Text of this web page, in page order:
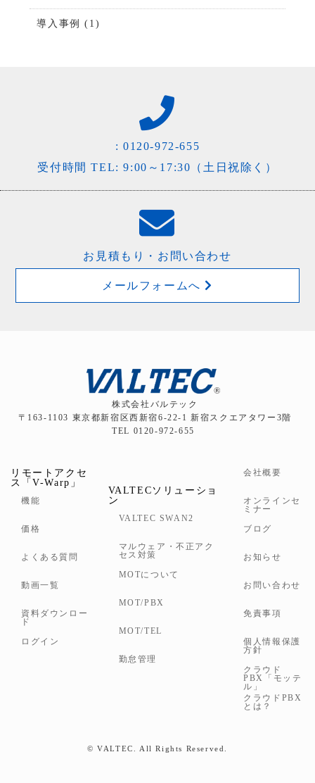
導入事例 (1)
: 0120-972-655
受付時間 TEL: 9:00～17:30（土日祝除く）
お見積もり・お問い合わせ
メールフォームへ
株式会社バルテック
〒163-1103 東京都新宿区西新宿6-22-1 新宿スクエアタワー3階
TEL 0120-972-655
リモートアクセ
ス「V-Warp」
機能
価格
よくある質問
動画一覧
資料ダウンロー
ド
ログイン
VALTECソリューショ
ン
VALTEC SWAN2
マルウェア・不正アク
セス対策
MOTについて
MOT/PBX
MOT/TEL
勤怠管理
会社概要
オンラインセ
ミナー
ブログ
お知らせ
お問い合わせ
免責事項
個人情報保護
方針
クラウド
PBX「モッテ
ル」
クラウドPBX
とは？
©VALTEC. All Rights Reserved.